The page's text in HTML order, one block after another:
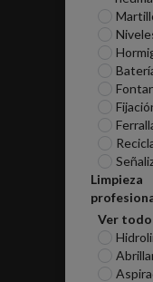
Limpieza
Ver todo